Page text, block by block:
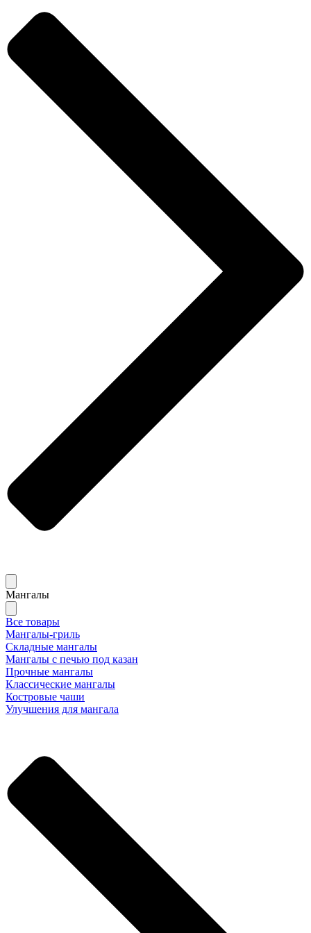
Мангалы
Все товары
Мангалы-гриль
Складные мангалы
Мангалы с печью под казан
Прочные мангалы
Классические мангалы
Костровые чаши
Улучшения для мангала